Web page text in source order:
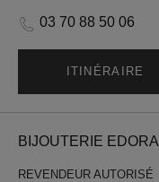
03 70 88 50 06
ITINÉRAIRE
BIJOUTERIE EDORA
REVENDEUR AUTORISÉ